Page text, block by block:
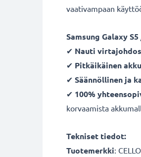
vaativampaan
Samsung Galaxy
✔ Nauti
✔ Pitkäikäinenakku
✔ Säännöllinen ja
✔ 100%
korvaamista
Tekniset tiedot:
Tuotemerkki: